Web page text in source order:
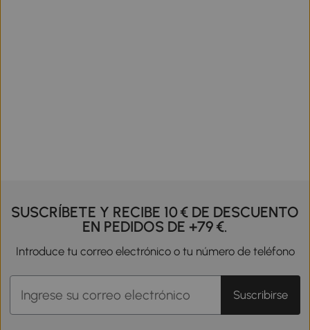
SUSCRÍBETE Y RECIBE 10 € DE DESCUENTO
EN PEDIDOS DE +79 €.
Introduce tu correo electrónico o tu número de teléfono
Suscribirse